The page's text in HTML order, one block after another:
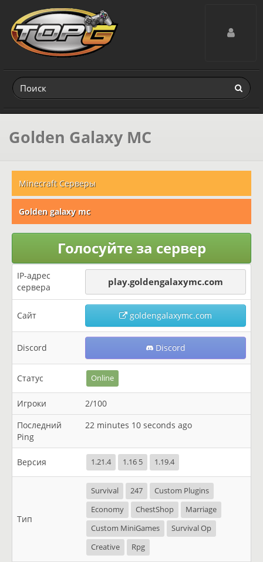
Toggle
Golden Galaxy MC
Minecraft Серверы
Golden galaxy mc
Голосуйте за сервер
IP-адрес
сервера
play.goldengalaxymc.com
Сайт goldengalaxymc.com
Discord Discord
Статус Online
Игроки
2/100
Последний
Ping
22 minutes 10 seconds ago
Версия 1.21.4 1.16 5 1.19.4
Тип
Survival 247
Custom Plugins
Economy
ChestShop
Marriage
Custom MiniGames
Survival Op
Creative
Rpg